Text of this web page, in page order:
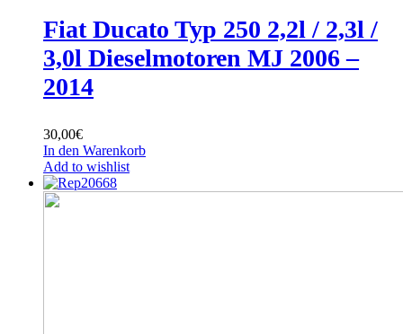
Fiat Ducato Typ 250 2,2l / 2,3l /
3,0l Dieselmotoren MJ 2006 –
2014
30,00€
In den Warenkorb
Add to wishlist